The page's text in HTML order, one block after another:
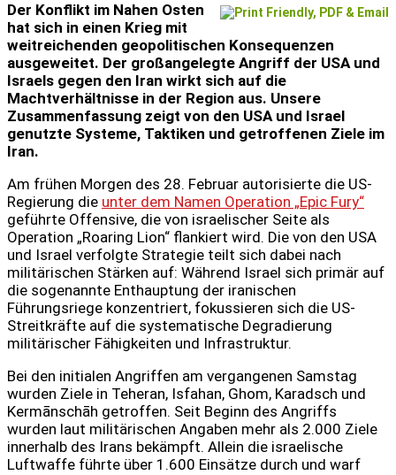
Der Konflikt im Nahen Osten
hat sich in einen Krieg mit
weitreichenden geopolitischen Konsequenzen
ausgeweitet. Der großangelegte Angriff der USA und
Israels gegen den Iran wirkt sich auf die
Machtverhältnisse in der Region aus. Unsere
Zusammenfassung zeigt von den USA und Israel
genutzte Systeme, Taktiken und getroffenen Ziele im
Iran.
Am frühen Morgen des 28. Februar autorisierte die US-
Regierung die unter dem Namen Operation „Epic Fury“
geführte Offensive, die von israelischer Seite als
Operation „Roaring Lion“ flankiert wird. Die von den USA
und Israel verfolgte Strategie teilt sich dabei nach
militärischen Stärken auf: Während Israel sich primär auf
die sogenannte Enthauptung der iranischen
Führungsriege konzentriert, fokussieren sich die US-
Streitkräfte auf die systematische Degradierung
militärischer Fähigkeiten und Infrastruktur.
Bei den initialen Angriffen am vergangenen Samstag
wurden Ziele in Teheran, Isfahan, Ghom, Karadsch und
Kermānschāh getroffen. Seit Beginn des Angriffs
wurden laut militärischen Angaben mehr als 2.000 Ziele
innerhalb des Irans bekämpft. Allein die israelische
Luftwaffe führte über 1.600 Einsätze durch und warf